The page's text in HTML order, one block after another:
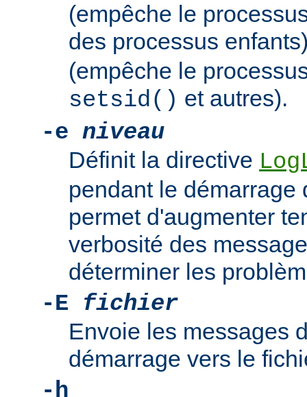
(empêche le
des processus
(empêche le
setsid() et autres).
-e niveau
Définit la directive
pendant le démarrage
permet d'augmenter
verbosité des
déterminer les
-E fichier
Envoie les messages
démarrage vers le
-h